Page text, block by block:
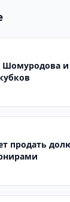
и
продать